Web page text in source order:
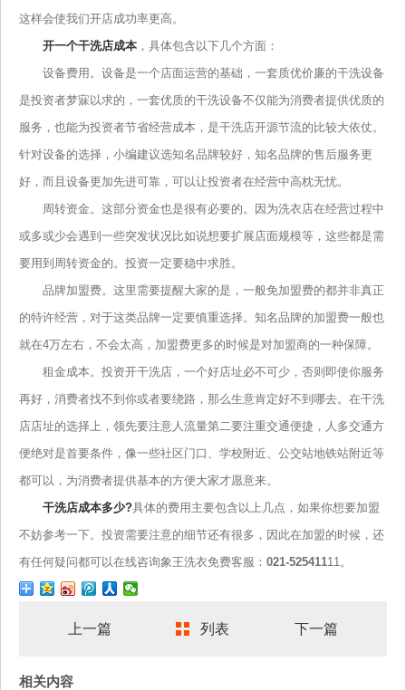
这样会使我们开店成功率更高。
开一个干洗店成本 ，具体包含以下几个方面：
设备费用。设备是一个店面运营的基础，一套质优价廉的干洗设备
是投资者梦寐以求的，一套优质的干洗设备不仅能为消费者提供优质的
服务，也能为投资者节省经营成本，是干洗店开源节流的比较大依仗。
针对设备的选择，小编建议选知名品牌较好，知名品牌的售后服务更
好，而且设备更加先进可靠，可以让投资者在经营中高枕无忧。
周转资金。这部分资金也是很有必要的。因为洗衣店在经营过程中
或多或少会遇到一些突发状况比如说想要扩展店面规模等，这些都是需
要用到周转资金的。投资一定要稳中求胜。
品牌加盟费。这里需要提醒大家的是，一般免加盟费的都并非真正
的特许经营，对于这类品牌一定要慎重选择。知名品牌的加盟费一般也
就在4万左右，不会太高，加盟费更多的时候是对加盟商的一种保障。
租金成本。投资开干洗店，一个好店址必不可少，否则即使你服务
再好，消费者找不到你或者要绕路，那么生意肯定好不到哪去。在干洗
店店址的选择上，领先要注意人流量第二要注重交通便捷，人多交通方
便绝对是首要条件，像一些社区门口、学校附近、公交站地铁站附近等
都可以，为消费者提供基本的方便大家才愿意来。
干洗店成本多少?具体的费用主要包含以上几点，如果你想要加盟
不妨参考一下。投资需要注意的细节还有很多，因此在加盟的时候，还
有任何疑问都可以在线咨询象王洗衣免费客服： 021-52541111。
上一篇 列表 下一篇
相关内容